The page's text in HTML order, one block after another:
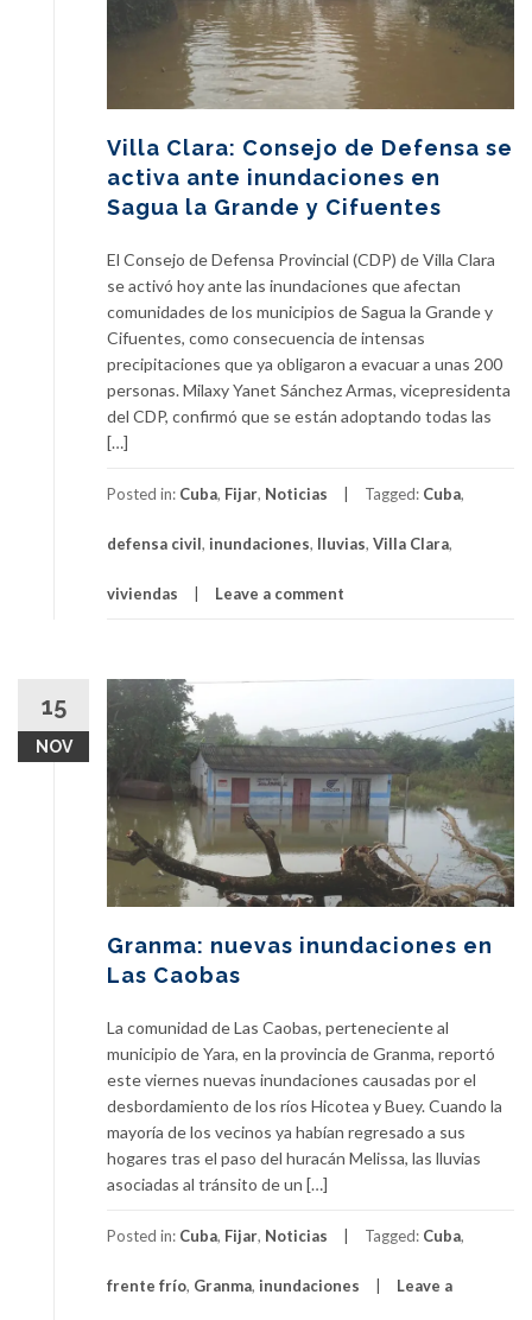
Villa Clara: Consejo de Defensa se
activa ante inundaciones en
Sagua la Grande y Cifuentes
El Consejo de Defensa Provincial (CDP) de Villa Clara
se activó hoy ante las inundaciones que afectan
comunidades de los municipios de Sagua la Grande y
Cifuentes, como consecuencia de intensas
precipitaciones que ya obligaron a evacuar a unas 200
personas. Milaxy Yanet Sánchez Armas, vicepresidenta
del CDP, confirmó que se están adoptando todas las
[…]
Posted in: Cuba, Fijar, Noticias Tagged: Cuba,
defensa civil, inundaciones, lluvias, Villa Clara,
viviendas Leave a comment
15
NOV
Granma: nuevas inundaciones en
Las Caobas
La comunidad de Las Caobas, perteneciente al
municipio de Yara, en la provincia de Granma, reportó
este viernes nuevas inundaciones causadas por el
desbordamiento de los ríos Hicotea y Buey. Cuando la
mayoría de los vecinos ya habían regresado a sus
hogares tras el paso del huracán Melissa, las lluvias
asociadas al tránsito de un […]
Posted in: Cuba, Fijar, Noticias Tagged: Cuba,
frente frío, Granma, inundaciones Leave a